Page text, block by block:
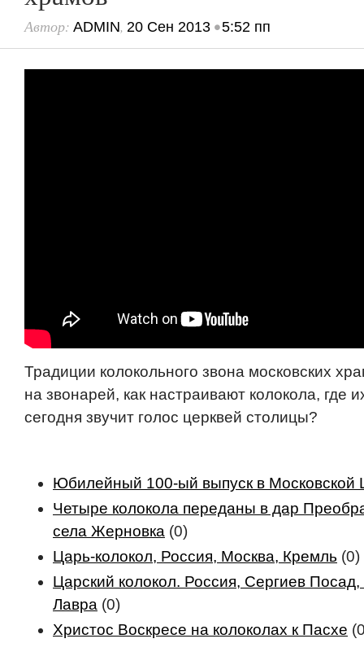
Автор: ADMIN, 20 Сен 2013 •5:52 пп
Традиции колокольного звона московских
на звонарей, как настраивают колокола, где
сегодня звучит голос церквей столицы?
Юбилейный 100-ый выпуск в Московской
Четыре колокола переданы в дар
села Жерновка (0)
Царь-колокол, Россия, Москва, Кремль (0)
Царский колокол. Россия, Сергиев
Лавра (0)
Христос Воскресе на колоколах к Пасхе